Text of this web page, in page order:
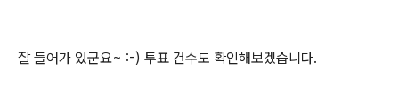
잘 들어가 있군요~ :-) 투표 건수도 확인해보겠습니다.